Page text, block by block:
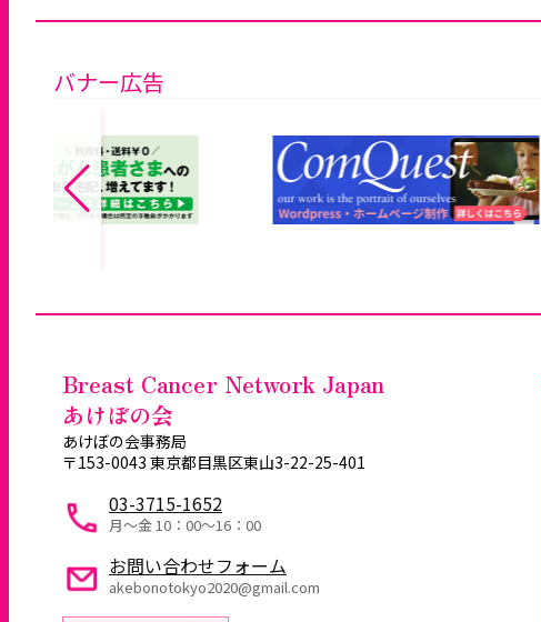
バナー広告
Breast Cancer Network Japan
あけぼの会
あけぼの会事務局
〒153-0043 東京都目黒区東山3-22-25-401
03-3715-1652
月～金 10：00〜16：00
お問い合わせフォーム
akebonotokyo2020@gmail.com